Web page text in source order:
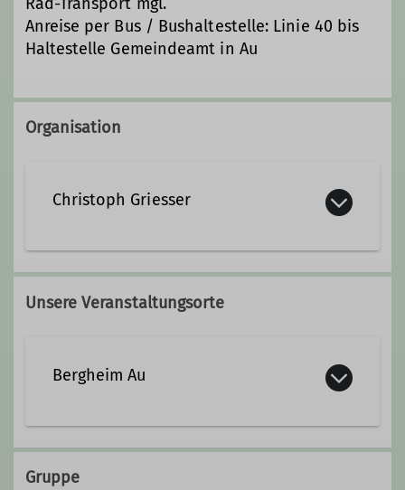
Anreise per Bus / Bushaltestelle: Linie 40 bis
Haltestelle Gemeindeamt in Au
Organisation
Christoph Griesser
christoph.griesser@dav-
sigmaringen.de
Qualifikationen
Ämter
Unsere Veranstaltungsorte
Bergheim Au
https://www.dav-
Gruppe